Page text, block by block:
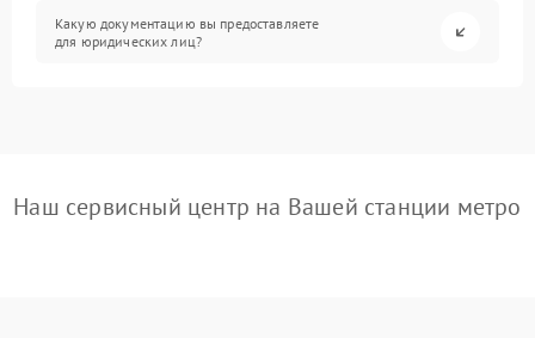
Какую документацию вы предоставляете
для юридических лиц?
Наш сервисный центр на Вашей станции метро